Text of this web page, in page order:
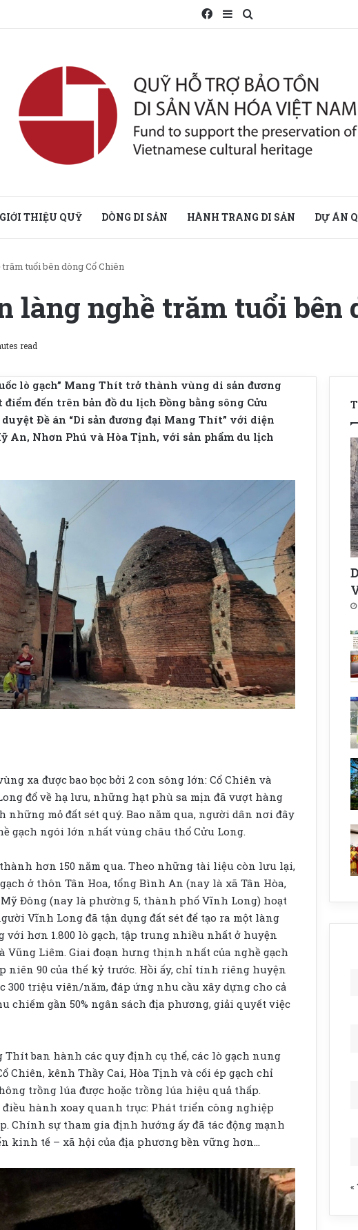
Facebook
Sidebar
GIỚI THIỆU QUỸ DÒNG DI SẢN HÀNH TRANG DI SẢN DỰ ÁN
tuổi bên dòng Cổ Chiên
làng nghề trăm tuổi bên
read
lò gạch” Mang Thít trở thành vùng di sản đương
đến trên bản đồ du lịch Đồng bằng sông Cửu
Ðề án “Di sản đương đại Mang Thít” với diện
An, Nhơn Phú và Hòa Tịnh, với sản phẩm du lịch
xa được bao bọc bởi 2 con sông lớn: Cổ Chiên và
đổ về hạ lưu, những hạt phù sa mịn đã vượt hàng
mỏ đất sét quý. Bao năm qua, người dân nơi đây
gạch ngói lớn nhất vùng châu thổ Cửu Long.
hơn 150 năm qua. Theo những tài liệu còn lưu lại,
ở thôn Tân Hoa, tổng Bình An (nay là xã Tân Hòa,
Đông (nay là phường 5, thành phố Vĩnh Long) hoạt
Vĩnh Long đã tận dụng đất sét để tạo ra một làng
hơn 1.800 lò gạch, tập trung nhiều nhất ở huyện
Vũng Liêm. Giai đoạn hưng thịnh nhất của nghề gạch
niên 90 của thế kỷ trước. Hồi ấy, chỉ tính riêng huyện
300 triệu viên/năm, đáp ứng nhu cầu xây dựng cho cả
chiếm gần 50% ngân sách địa phương, giải quyết việc
ban hành các quy định cụ thể, các lò gạch nung
Chiên, kênh Thầy Cai, Hòa Tịnh và cối ép gạch chỉ
trồng lúa được hoặc trồng lúa hiệu quả thấp.
hành xoay quanh trục: Phát triển công nghiệp
Chính sự tham gia định hướng ấy đã tác động mạnh
kinh tế – xã hội của địa phương bền vững hơn…
«